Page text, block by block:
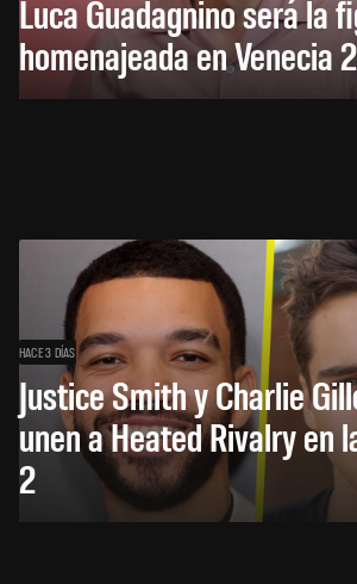
Luca Guadagnino será la
homenajeada en Venecia
HACE 3 DÍAS
Justice Smith y Charlie
unen a Heated Rivalry en
2